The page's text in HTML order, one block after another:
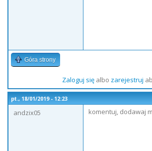
Góra strony
Zaloguj sięalbo zarejestruj
pt., 18/01/2019 - 12:23
andzix05
komentuj, dodawaj